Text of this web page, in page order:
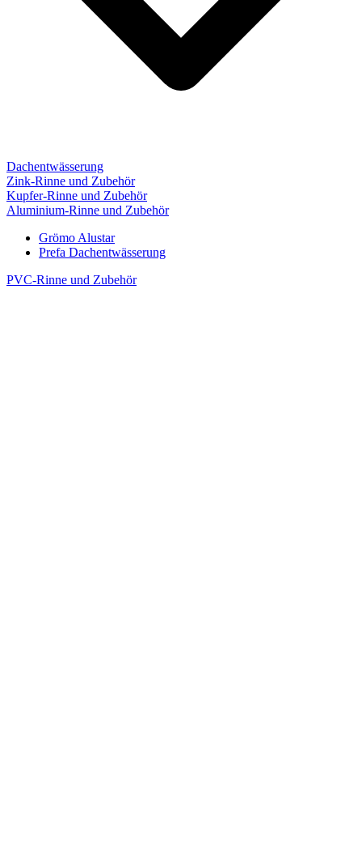
Dachentwässerung
Zink-Rinne und Zubehör
Kupfer-Rinne und Zubehör
Aluminium-Rinne und Zubehör
Grömo Alustar
Prefa Dachentwässerung
PVC-Rinne und Zubehör